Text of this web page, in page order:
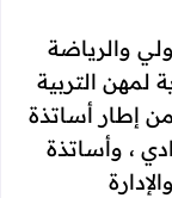
والرياضة
لمهن التربية
إطار أساتذة
، وأساتذة